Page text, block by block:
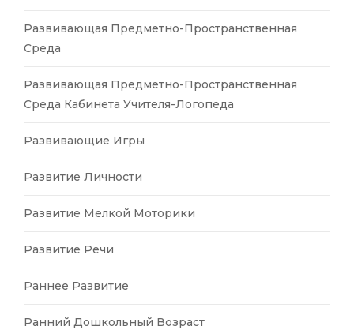
Развивающая Предметно-Пространственная
Среда
Развивающая Предметно-Пространственная
Среда Кабинета Учителя-Логопеда
Развивающие Игры
Развитие Личности
Развитие Мелкой Моторики
Развитие Речи
Раннее Развитие
Ранний Дошкольный Возраст